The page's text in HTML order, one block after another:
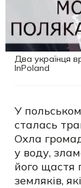
Два українця
InPoland
У
сталась
Охла
у воду,
його щастя
земляків,